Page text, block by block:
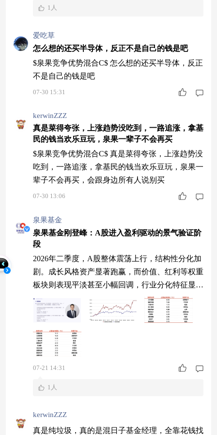
1人
爱吃草
怎么想的还买半导体，反正不是自己的钱是吧
$泉果竞争优势混合C$ 怎么想的还买半导体，反正
不是自己的钱是吧
07-30 15:31
kerwinZZZ
真是菜得夸张，上涨趋势没吃到，一路追涨，拿基
民的钱当欢乐豆玩，泉果一辈子不会再买
$泉果竞争优势混合C$ 真是菜得夸张，上涨趋势没
吃到，一路追涨，拿基民的钱当欢乐豆玩，泉果一
辈子不会再买，会跟身边所有人说别买
07-30 13:06
泉果基金
泉果基金刚登峰：A股进入盈利驱动的景气验证阶
段
2026年二季度，A股整体震荡上行，结构性分化加
剧。成长风格资产显著跑赢，而价值、红利等权重
板块则表现平淡甚至小幅回调，行业分化特征显
著。面对分化剧烈的市场，投资者应该如何应对？
一起听听基金经理刚登峰的最新观点。 『产品运
作』 降低港股仓位，增持科技板块 Q：泉果思源
整体运作情况如何？ 泉果思源成立于2023年6月2
日。截至2026年二季度末，泉果思源A类过去一年
07-21 14:31
1人
kerwinZZZ
真是纯垃圾，真的是混日子基金经理，全靠花钱找